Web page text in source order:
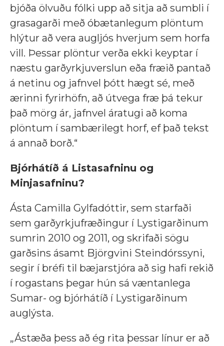
bjóða ölvuðu fólki upp að sitja að sumbli í
grasagarði með óbætanlegum plöntum
hlýtur að vera augljós hverjum sem horfa
vill. Þessar plöntur verða ekki keyptar í
næstu garðyrkjuverslun eða fræið pantað
á netinu og jafnvel þótt hægt sé, með
ærinni fyrirhöfn, að útvega fræ þá tekur
það mörg ár, jafnvel áratugi að koma
plöntum í sambærilegt horf, ef það tekst
á annað borð.“
Bjórhátíð á Listasafninu og
Minjasafninu?
Ásta Camilla Gylfadóttir, sem starfaði
sem garðyrkjufræðingur í Lystigarðinum
sumrin 2010 og 2011, og skrifaði sögu
garðsins ásamt Björgvini Steindórssyni,
segir í bréfi til bæjarstjóra að sig hafi rekið
í rogastans þegar hún sá væntanlega
Sumar- og bjórhátíð í Lystigarðinum
auglýsta.
„Ástæða þess að ég rita þessar línur er að